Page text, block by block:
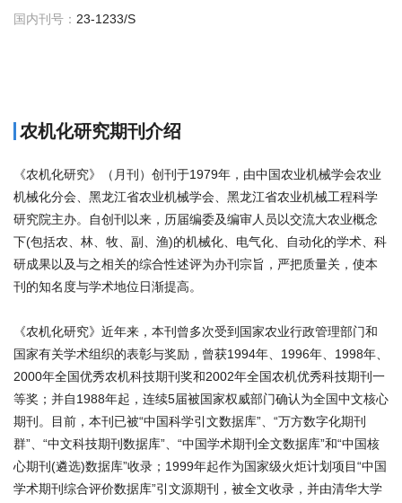
国内刊号： 23-1233/S
农机化研究期刊介绍
《农机化研究》（月刊）创刊于1979年，由中国农业机械学会农业
机械化分会、黑龙江省农业机械学会、黑龙江省农业机械工程科学
研究院主办。自创刊以来，历届编委及编审人员以交流大农业概念
下(包括农、林、牧、副、渔)的机械化、电气化、自动化的学术、科
研成果以及与之相关的综合性述评为办刊宗旨，严把质量关，使本
刊的知名度与学术地位日渐提高。
《农机化研究》近年来，本刊曾多次受到国家农业行政管理部门和
国家有关学术组织的表彰与奖励，曾获1994年、1996年、1998年、
2000年全国优秀农机科技期刊奖和2002年全国农机优秀科技期刊一
等奖；并自1988年起，连续5届被国家权威部门确认为全国中文核心
期刊。目前，本刊已被“中国科学引文数据库”、“万方数字化期刊
群”、“中文科技期刊数据库”、“中国学术期刊全文数据库”和“中国核
心期刊(遴选)数据库”收录；1999年起作为国家级火炬计划项目“中国
学术期刊综合评价数据库”引文源期刊，被全文收录，并由清华大学